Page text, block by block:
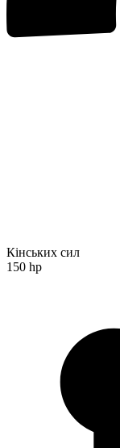
Кінських сил
150 hp